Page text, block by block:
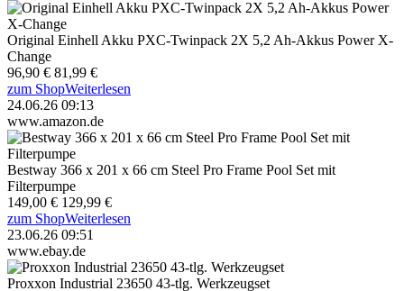
Original Einhell Akku PXC-Twinpack 2X 5,2 Ah-Akkus Power X-
Change
96,90 € 81,99 €
zum ShopWeiterlesen
24.06.26 09:13
www.amazon.de
Bestway 366 x 201 x 66 cm Steel Pro Frame Pool Set mit
Filterpumpe
149,00 € 129,99 €
zum ShopWeiterlesen
23.06.26 09:51
www.ebay.de
Proxxon Industrial 23650 43-tlg. Werkzeugset